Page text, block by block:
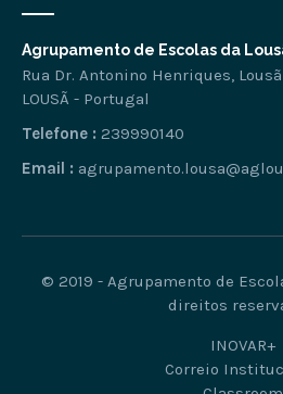
Agrupamento de Escolas da
Rua Dr. Antonino Henriques,
LOUSÃ - Portugal
Telefone : 239990140
Email :
© 2019 - Agrupamento de
direitos
INOVAR+
Correio